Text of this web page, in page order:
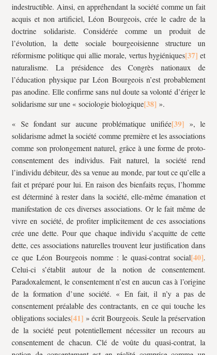
indestructible. Ainsi, en appréhendant la société comme un fait
acquis et non artificiel, Léon Bourgeois, crée le cadre de la
doctrine solidariste. Considérée comme un produit de
l’évolution, la dette sociale bourgeoisienne structure un
réformisme politique qui allie morale, vertus hygiéniques
et
naturalisme. La présidence des Congrès nationaux de
l’éducation physique par Léon Bourgeois n’est probablement
pas anodine. Elle confirme sans nul doute sa volonté d’ériger le
solidarisme sur une « sociologie biologique
».
« Se fondant sur aucune problématique unifiée
», le
solidarisme admet la société comme première et les associations
comme son prolongement naturel, grâce à une forme de proto-
consentement des individus. Fait naturel, la société rend
l’individu débiteur, dès sa venue au monde, par tout ce qu’elle a
fait et préparé pour lui. En raison des bienfaits reçus, l’homme
est déterminé à rester dans la société, elle-même émanation et
manifestation de ces diverses associations. Or le fait même de
vivre en société, de profiter implicitement de ces associations
crée une dette. Pour que chaque individu s’acquitte de cette
dette, ces associations naturelles trouvent leur justification dans
ce que Léon Bourgeois nomme : le quasi-contrat social
.
Celui-ci s’établit autour de la notion de consentement.
Paradoxalement, le consentement n’est en aucun cas à l’origine
de la formation d’une société. « En fait, il n’y a pas de
consentement préalable des contractants, en ce qui touche les
obligations sociales
» écrit Bourgeois. Seule la préservation
de la société peut potentiellement nécessiter un recours au
consentement de chacun. Clé de voûte du quasi-contrat, la